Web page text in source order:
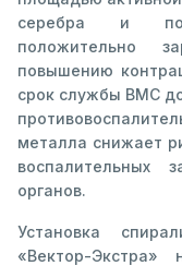
серебра и
положительно
повышению
срок службы ВМС
металла снижает
воспалительных
органов.
Установка
«Вектор-